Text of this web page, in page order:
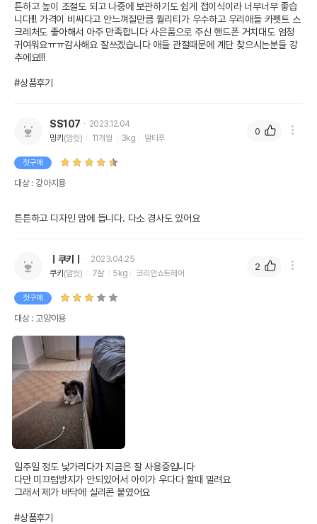
튼하고 높이 조절도 되고 나중에 보관하기도 쉽게 접이식이라 너무너무 좋습
니다!!! 가격이 비싸다고 안느껴질만큼 퀄리티가 우수하고 우리애들 카펫트 스
크레처도 좋아해서 아주 만족합니다 사은품으로 주신 핸드폰 거치대도 엄청
귀여워요ㅠㅠ감사해요 잘쓰겠습니다 애들 관절때문에 계단 찾으시는분들 강
추에요!!!
#상품후기
SS107
2023.12.04
밍키 (암컷) 11개월 3kg 말티푸
첫구매
대상 : 강아지용
튼튼하고 디자인 맘에 듭니다. 다소 경사도 있어요
0
ㅣ쿠키ㅣ
2023.04.25
쿠키 (암컷) 7살 5kg 코리안쇼트헤어
첫구매
대상 : 고양이용
일주일 정도 낯가리다가 지금은 잘 사용중입니다
다만 미끄럼방지가 안되있어서 아이가 우다다 할때 밀려요
그래서 제가 바닥에 실리콘 붙였어요
#상품후기
2